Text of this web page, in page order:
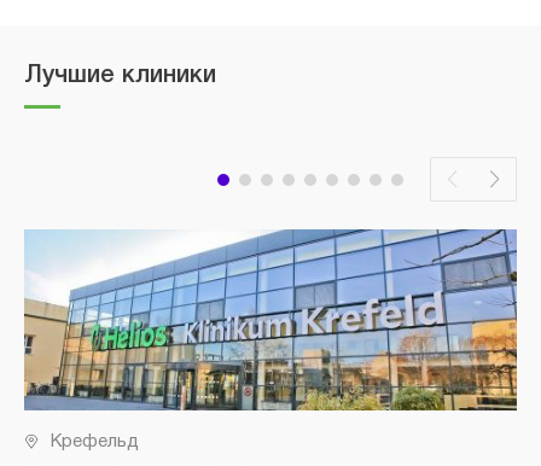
Лучшие клиники
Крефельд